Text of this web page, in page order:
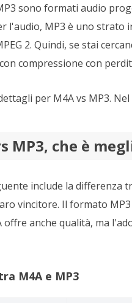
sono formati audio
l'audio, MP3 è uno strato
2. Quindi, se stai
compressione con
per M4A vs MP3.
MP3, che è
include la differenza
vincitore. Il formato
offre anche qualità, ma
M4A e MP3